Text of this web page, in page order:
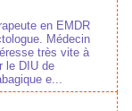
en EMDR
Médecin
très vite à
le DIU de
e...